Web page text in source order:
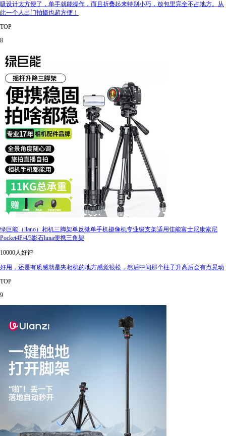
吸设计太方便了，单手就能操作，而且折叠起来特别小巧，放包里完全不占地方。从
此一个人出门拍摄也超方便！
TOP
8
绿巨能（llano）相机三脚架单反微单手机摄像机专业级支架适用佳能富士尼康索尼
Pocket4P/4/3影石luna便携三角架
10000人好评
好用，还是有质感就是夹相机的地方感觉很松，然后中间那个柱子升高后会有点晃动
TOP
9